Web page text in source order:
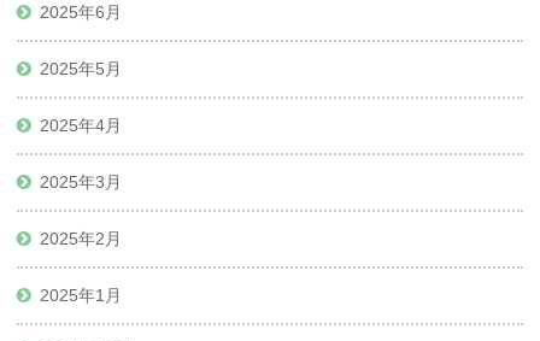
2025年6月
2025年5月
2025年4月
2025年3月
2025年2月
2025年1月